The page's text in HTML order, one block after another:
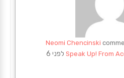
Neomi Chencinski
Speak Up! From
לפני 6